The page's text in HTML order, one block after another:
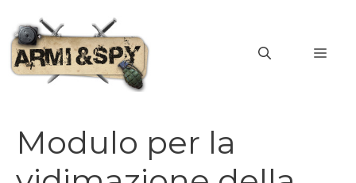
contenuto
Modulo per la